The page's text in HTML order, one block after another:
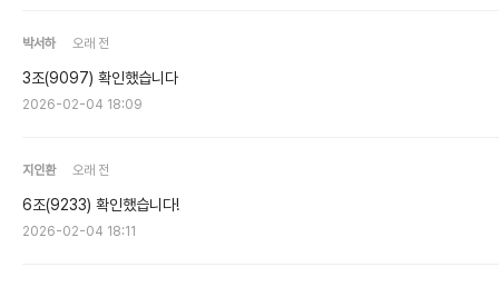
박서하 오래 전
3조(9097) 확인했습니다
2026-02-04 18:09
지인환 오래 전
6조(9233) 확인했습니다!
2026-02-04 18:11